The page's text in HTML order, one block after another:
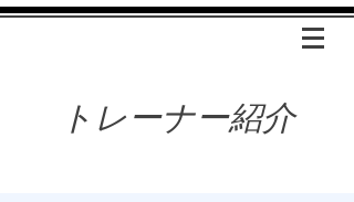
​トレーナー紹介